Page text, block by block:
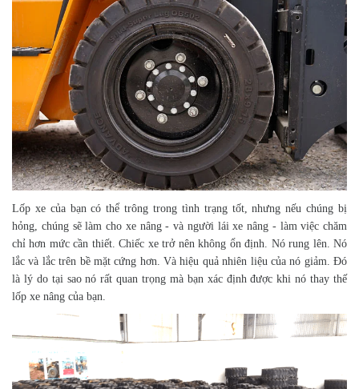
Lốp xe của bạn có thể trông trong tình trạng tốt, nhưng nếu chúng bị
hỏng, chúng sẽ làm cho xe nâng - và người lái xe nâng - làm việc chăm
chỉ hơn mức cần thiết. Chiếc xe trở nên không ổn định. Nó rung lên. Nó
lắc và lắc trên bề mặt cứng hơn. Và hiệu quả nhiên liệu của nó giảm. Đó
là lý do tại sao nó rất quan trọng mà bạn xác định được khi nó thay thế
lốp xe nâng của bạn.